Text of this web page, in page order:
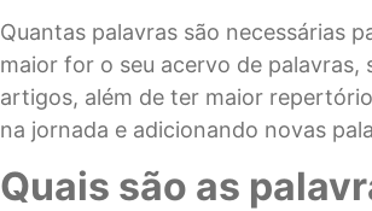
Quantas palavras são necessárias
maior for o seu acervo de
artigos, além de ter maior
na jornada e adicionando novas
Quais são as